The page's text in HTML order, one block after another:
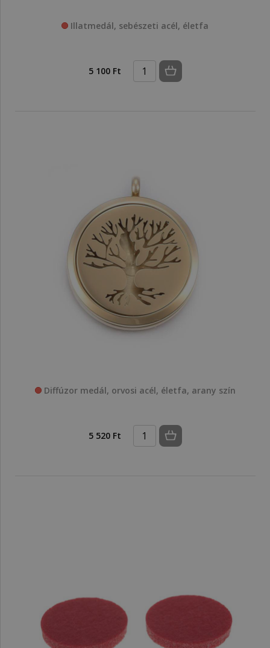
Illatmedál, sebészeti acél, életfa
5 100 Ft
Diffúzor medál, orvosi acél, életfa, arany szín
5 520 Ft